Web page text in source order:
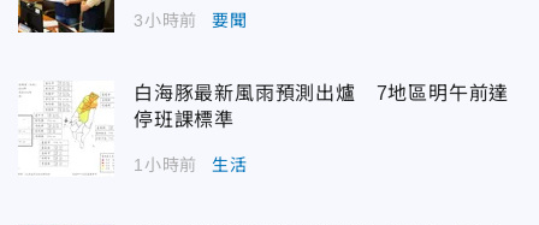
3小時前 要聞
白海豚最新風雨預測出爐 7地區明午前達
停班課標準
1小時前 生活